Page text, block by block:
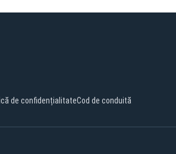
de confidențialitateCod de conduită